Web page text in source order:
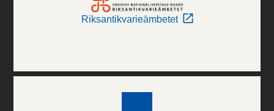
Riksantikvarieämbetet